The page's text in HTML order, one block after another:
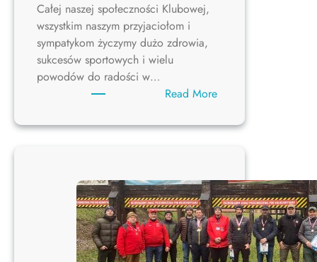
Całej naszej społeczności Klubowej,
wszystkim naszym przyjaciołom i
sympatykom życzymy dużo zdrowia,
sukcesów sportowych i wielu
powodów do radości w…
Read More:
ŚWIĄT